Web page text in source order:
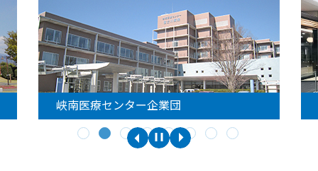
峡南医療センター企業団